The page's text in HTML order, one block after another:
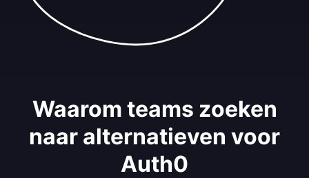
Waarom teams zoeken
naar alternatieven voor
Auth0